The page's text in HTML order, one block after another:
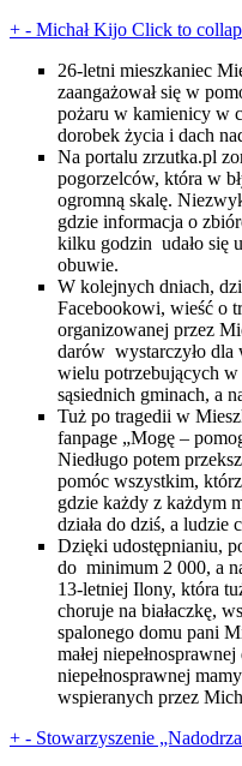
+ - Michał Kijo Click to
26-letni mieszkaniec
zaangażował się w
pożaru w kamienicy w
dorobek życia i dach
Na portalu zrzutka.pl
pogorzelców, która w
ogromną skalę.
gdzie informacja o
kilku godzin udało się
obuwie.
W kolejnych dniach,
Facebookowi, wieść o
organizowanej przez
darów wystarczyło dla
wielu potrzebujących
sąsiednich gminach, a
Tuż po tragedii w
fanpage „Mogę –
Niedługo potem
pomóc wszystkim,
gdzie każdy z każdym
działa do dziś, a ludzie
Dzięki udostępnianiu,
do minimum 2 000, a
13-letniej Ilony, która
choruje na białaczkę,
spalonego domu pani
małej
niepełnosprawnej
wspieranych przez
+ - Stowarzyszenie